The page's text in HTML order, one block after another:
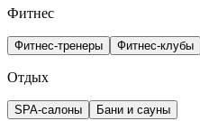
Фитнес
Фитнес-тренеры Фитнес-клубы
Отдых
SPA-салоны Бани и сауны